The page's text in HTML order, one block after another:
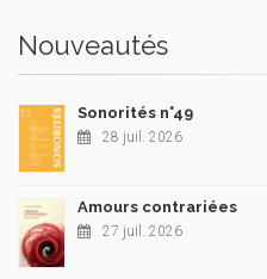
Nouveautés
Sonorités n°49
28 juil. 2026
Amours contrariées
27 juil. 2026